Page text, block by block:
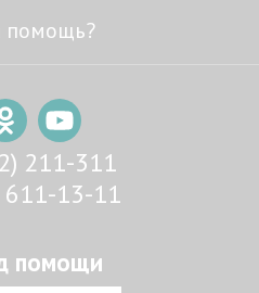
помощь?
211-311
611-13-11